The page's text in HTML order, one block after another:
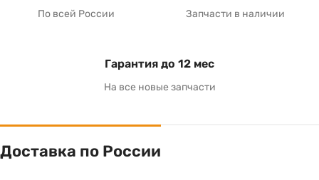
По всей России Запчасти в наличии
Гарантия до 12 мес
На все новые запчасти
Доставка по России